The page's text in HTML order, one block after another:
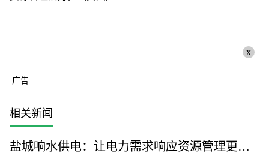
x
广告
相关新闻
盐城响水供电：让电力需求响应资源管理更精细